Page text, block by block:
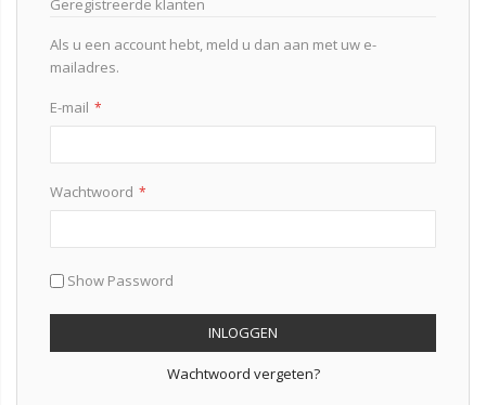
Als u een account hebt, meld u dan aan met uw e-
mailadres.
E-mail
Wachtwoord
Show Password
INLOGGEN
Wachtwoord vergeten?